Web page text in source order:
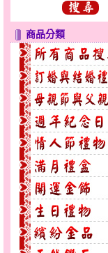
商品分類